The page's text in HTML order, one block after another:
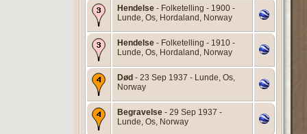
Hendelse - Folketelling - 1900 -
Lunde, Os, Hordaland, Norway
Hendelse - Folketelling - 1910 -
Lunde, Os, Hordaland, Norway
Død - 23 Sep 1937 - Lunde, Os,
Norway
Begravelse - 29 Sep 1937 -
Lunde, Os, Norway